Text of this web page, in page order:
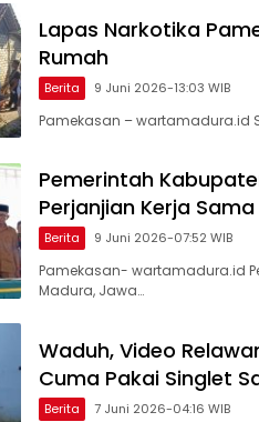
Lapas Narkotika
Rumah
Berita 9 Juni 2026-13:03 WIB
Pamekasan – wartamadura.id
Pemerintah
Perjanjian Kerja
Berita 9 Juni 2026-07:52 WIB
Pamekasan- wartamadura.id
Madura, Jawa…
Waduh, Video
Cuma Pakai Singlet
Berita 7 Juni 2026-04:16 WIB